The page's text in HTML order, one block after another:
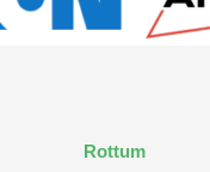
Rottum